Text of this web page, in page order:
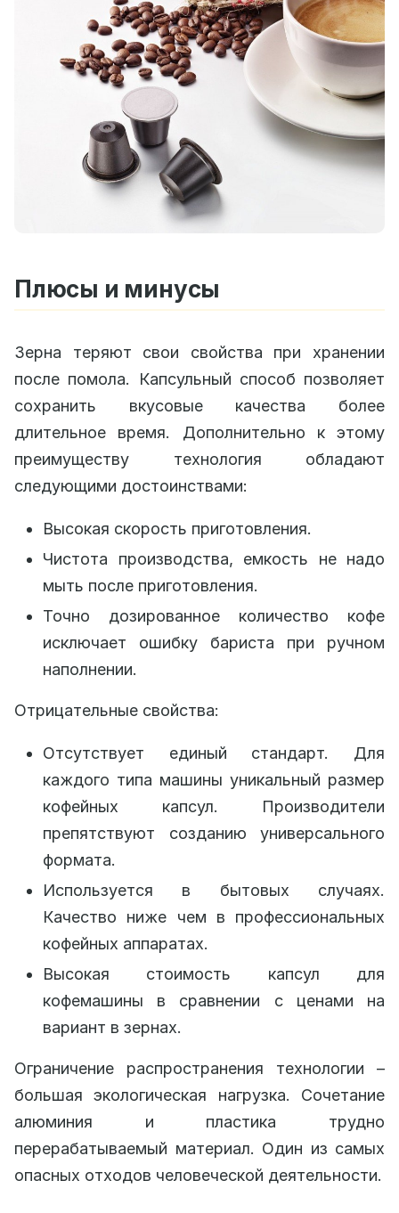
Плюсы и минусы
Зерна теряют свои свойства при хранении
после помола. Капсульный способ позволяет
сохранить вкусовые качества более
длительное время. Дополнительно к этому
преимуществу технология обладают
следующими достоинствами:
Высокая скорость приготовления.
Чистота производства, емкость не надо
мыть после приготовления.
Точно дозированное количество кофе
исключает ошибку бариста при ручном
наполнении.
Отрицательные свойства:
Отсутствует единый стандарт. Для
каждого типа машины уникальный размер
кофейных капсул. Производители
препятствуют созданию универсального
формата.
Используется в бытовых случаях.
Качество ниже чем в профессиональных
кофейных аппаратах.
Высокая стоимость капсул для
кофемашины в сравнении с ценами на
вариант в зернах.
Ограничение распространения технологии –
большая экологическая нагрузка. Сочетание
алюминия и пластика трудно
перерабатываемый материал. Один из самых
опасных отходов человеческой деятельности.